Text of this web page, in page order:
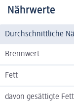
Nährwerte
Durchschnittliche
Brennwert
Fett
davon gesättigte